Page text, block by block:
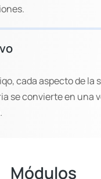
cada aspecto de la
se convierte en una
Módulos